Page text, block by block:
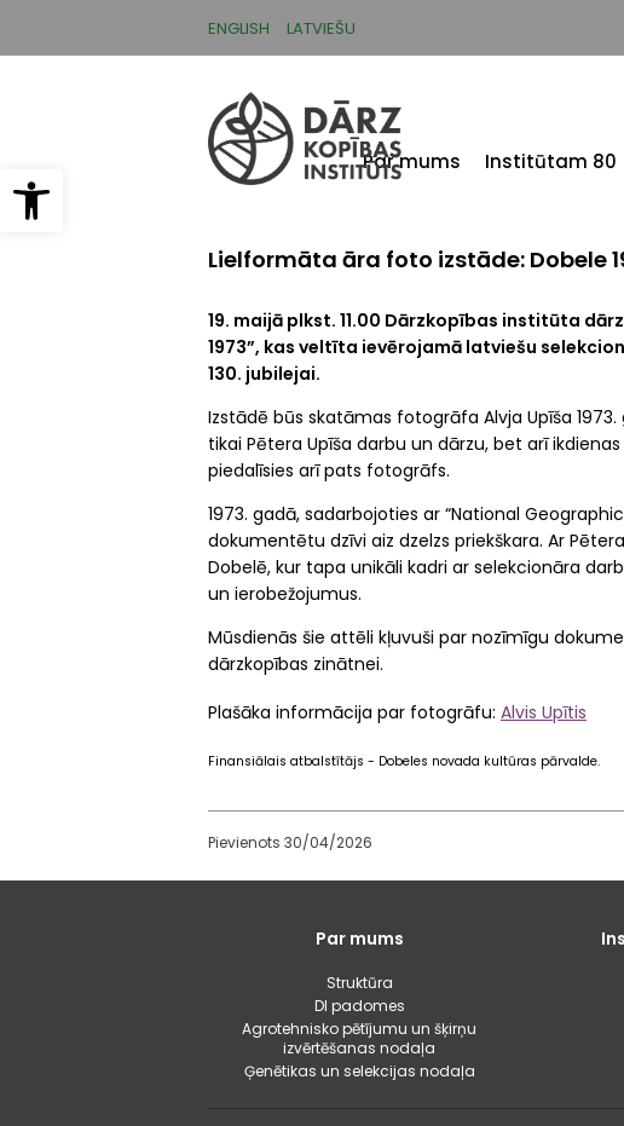
Open toolbar
ENGLISH LATVIEŠU
Par mums Institūtam 80
Lielformāta āra foto izstāde: Dobele
19. maijā plkst. 11.00 Dārzkopības institūta
1973”, kas veltīta ievērojamā latviešu
130. jubilejai.
Izstādē būs skatāmas fotogrāfa Alvja Upīša
tikai Pētera Upīša darbu un dārzu, bet arī
piedalīsies arī pats fotogrāfs.
1973. gadā, sadarbojoties ar “National
dokumentētu dzīvi aiz dzelzs priekškara. Ar
Dobelē, kur tapa unikāli kadri ar selekcionāra
un ierobežojumus.
Mūsdienās šie attēli kļuvuši par nozīmīgu
dārzkopības zinātnei.
Plašāka informācija par fotogrāfu: Alvis Upītis
Finansiālais atbalstītājs - Dobeles novada kultūras pārvalde.
Pievienots 30/04/2026
Par mums
Struktūra
DI padomes
Agrotehnisko pētījumu un šķirņu
izvērtēšanas nodaļa
Ģenētikas un selekcijas nodaļa